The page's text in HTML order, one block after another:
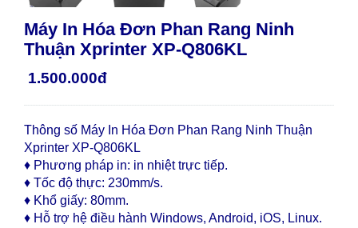
Máy In Hóa Đơn Phan Rang Ninh
Thuận Xprinter XP-Q806KL
1.500.000đ
Thông số Máy In Hóa Đơn Phan Rang Ninh Thuận
Xprinter XP-Q806KL
♦ Phương pháp in: in nhiệt trực tiếp.
♦ Tốc độ thực: 230mm/s.
♦ Khổ giấy: 80mm.
♦ Hỗ trợ hệ điều hành Windows, Android, iOS, Linux.